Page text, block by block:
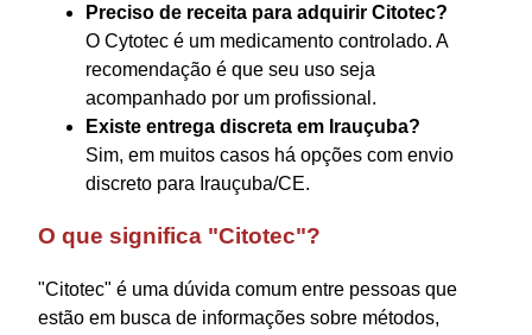
Preciso de receita para adquirir Citotec?
O Cytotec é um medicamento controlado. A
recomendação é que seu uso seja
acompanhado por um profissional.
Existe entrega discreta em Irauçuba?
Sim, em muitos casos há opções com envio
discreto para Irauçuba/CE.
O que significa "Citotec"?
"Citotec" é uma dúvida comum entre pessoas que
estão em busca de informações sobre métodos,